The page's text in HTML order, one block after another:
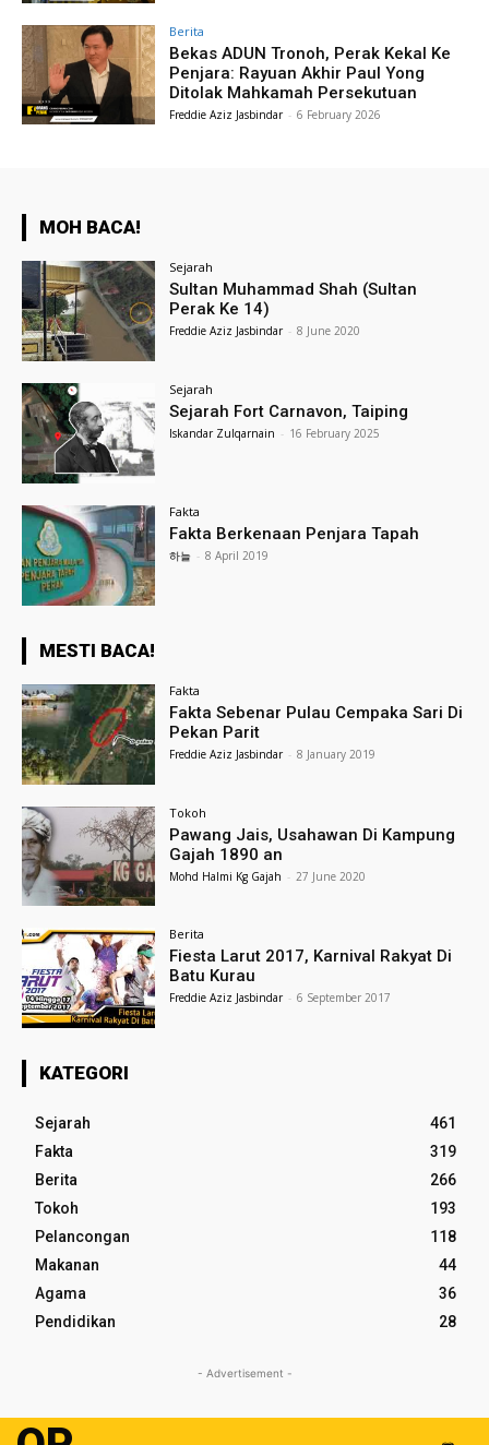
Berita
Bekas ADUN Tronoh, Perak Kekal Ke
Penjara: Rayuan Akhir Paul Yong
Ditolak Mahkamah Persekutuan
Freddie Aziz Jasbindar - 6 February 2026
MOH BACA!
Sejarah
Sultan Muhammad Shah (Sultan
Perak Ke 14)
Freddie Aziz Jasbindar - 8 June 2020
Sejarah
Sejarah Fort Carnavon, Taiping
Iskandar Zulqarnain - 16 February 2025
Fakta
Fakta Berkenaan Penjara Tapah
하늘 - 8 April 2019
MESTI BACA!
Fakta
Fakta Sebenar Pulau Cempaka Sari Di
Pekan Parit
Freddie Aziz Jasbindar - 8 January 2019
Tokoh
Pawang Jais, Usahawan Di Kampung
Gajah 1890 an
Mohd Halmi Kg Gajah - 27 June 2020
Berita
Fiesta Larut 2017, Karnival Rakyat Di
Batu Kurau
Freddie Aziz Jasbindar - 6 September 2017
KATEGORI
Sejarah
461
Fakta
319
Berita
266
Tokoh
193
Pelancongan
118
Makanan
44
Agama
36
Pendidikan
28
- Advertisement -